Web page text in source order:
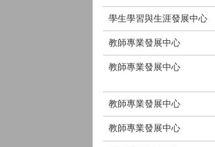
學生學習與生涯發展中心
教師專業發展中心
教師專業發展中心
教師專業發展中心
教師專業發展中心